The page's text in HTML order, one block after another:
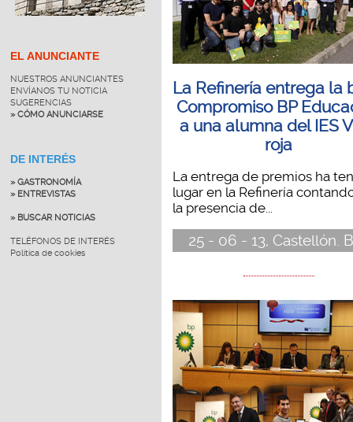
EL ANUNCIANTE
NUESTROS ANUNCIANTES
ENVÍANOS TU NOTICIA
SUGERENCIAS
» CÓMO ANUNCIARSE
DE INTERÉS
» GASTRONOMÍA
» ENTREVISTAS
» BUSCAR NOTICIAS
TELÉFONOS DE INTERÉS
Política de cookies
La Refinería entrega la
Compromiso BP
a una alumna del IES
roja
La entrega de premios ha
lugar en la Refinería
la presencia de...
25 - 06 - 13, Castellón.